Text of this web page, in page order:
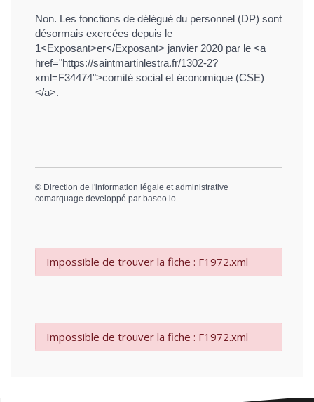
Non. Les fonctions de délégué du personnel (DP) sont
désormais exercées depuis le
1<Exposant>er</Exposant> janvier 2020 par le <a
href="https://saintmartinlestra.fr/1302-2?
xml=F34474">comité social et économique (CSE)
</a>.
© Direction de l'information légale et administrative
comarquage developpé par baseo.io
Impossible de trouver la fiche : F1972.xml
Impossible de trouver la fiche : F1972.xml